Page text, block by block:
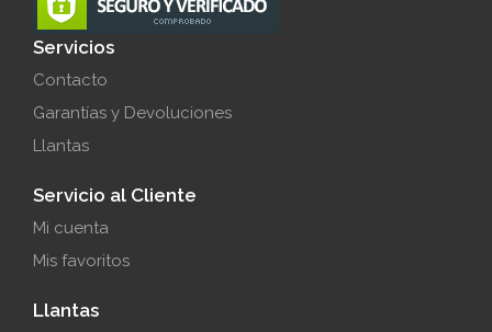
Servicios
Contacto
Garantías y Devoluciones
Llantas
Servicio al Cliente
Mi cuenta
Mis favoritos
Llantas